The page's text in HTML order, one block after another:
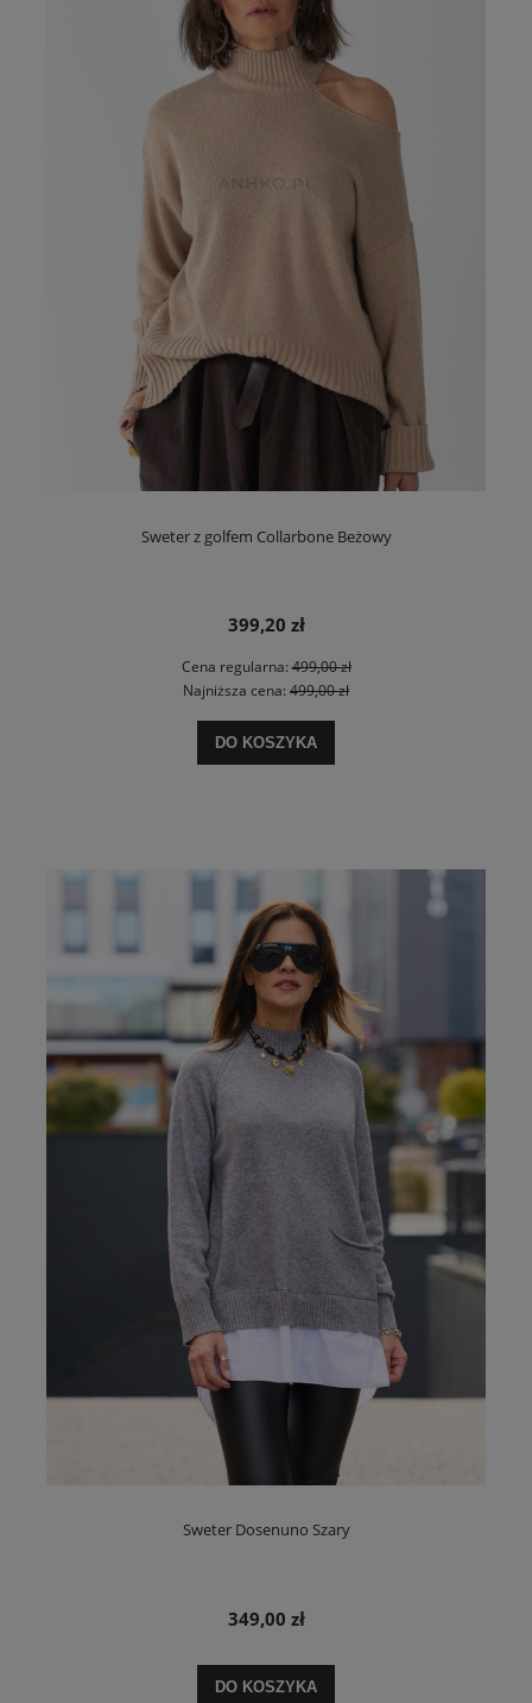
Sweter z golfem Collarbone Beżowy
399,20 zł
Cena regularna:499,00 zł
Najniższa cena: 499,00 zł
DO KOSZYKA
Sweter Dosenuno Szary
349,00 zł
DO KOSZYKA